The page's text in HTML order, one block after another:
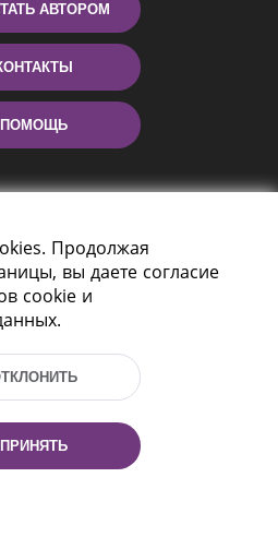
АВТОРОМ
ПОМОЩЬ
116
Беларусь, 220114
37, Факс: (+375 17)
Продолжая
вы даете согласие
cookie и
ПРИНЯТЬ